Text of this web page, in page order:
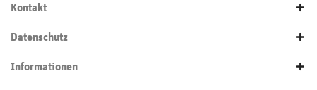
Kontakt
Datenschutz
Informationen